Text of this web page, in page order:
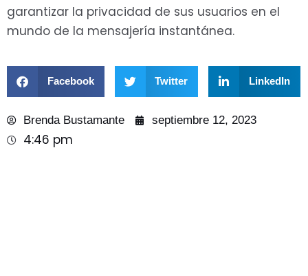
garantizar la privacidad de sus usuarios en el
mundo de la mensajería instantánea.
Facebook Twitter LinkedIn
Brenda Bustamante septiembre 12, 2023
4:46 pm